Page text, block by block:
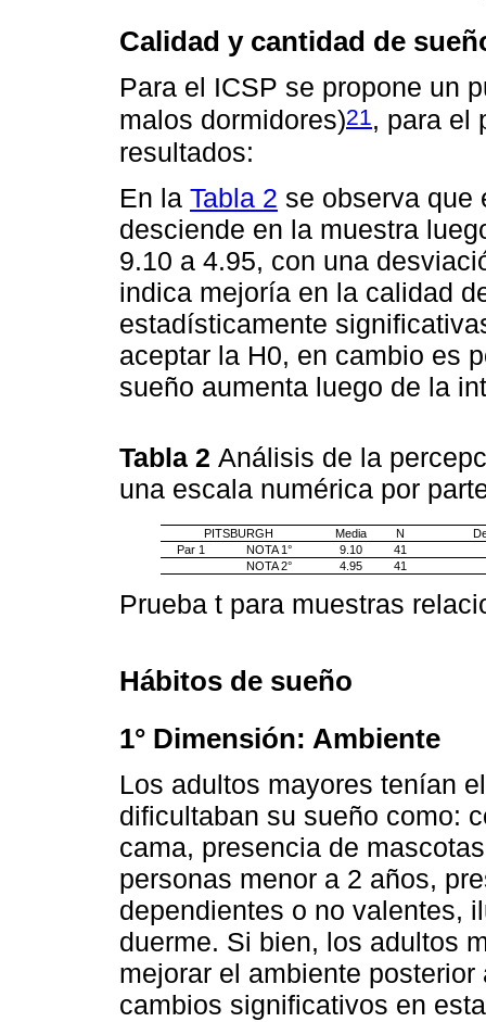
Calidad y cantidad de
Para el ICSP se propone un
malos dormidores)21 , para el
resultados:
En la Tabla 2 se observa que
desciende en la muestra
9.10 a 4.95, con una
indica mejoría en la calidad
estadísticamente
aceptar la H0, en cambio es
sueño aumenta luego de la
Tabla 2 Análisis de la
una escala numérica por
PITSBURGH Media N
Par 1
NOTA 1° 9.10
41
NOTA 2°
4.95 41
Prueba t para muestras
Hábitos de sueño
1° Dimensión: Ambiente
Los adultos mayores tenían
dificultaban su sueño como:
cama, presencia de
personas menor a 2 años,
dependientes o no valentes,
duerme. Si bien, los adultos
mejorar el ambiente
cambios significativos en